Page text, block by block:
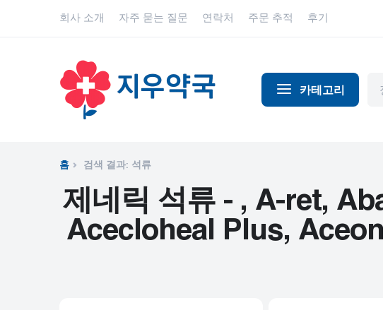
회사 소개 자주 묻는 질문 연락처 주문 추적 후기
카테고리
동물 건강
항염증제
홈 검색 결과: 석류
제네릭 석류 - , A-ret,
Acecloheal Plus,